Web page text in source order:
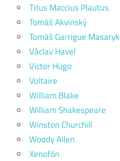
Titus Maccius Plautus.
Tomáš Akvinský
Tomáš Garrigue Masaryk
Václav Havel
Victor Hugo
Voltaire
William Blake
William Shakespeare
Winston Churchill
Woody Allen
Xenofón